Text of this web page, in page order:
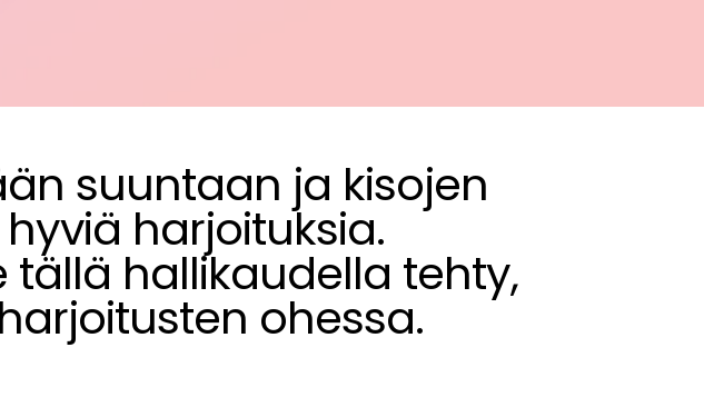
suuntaan ja kisojen
harjoituksia.
tällä hallikaudella tehty,
ohessa.